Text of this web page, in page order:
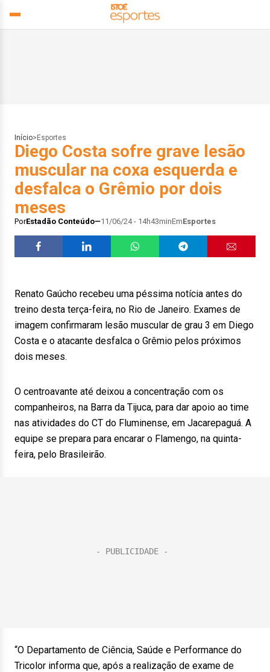
Início> Esportes
Diego Costa sofre grave lesão
muscular na coxa esquerda e
desfalca o Grêmio por dois
meses
PorEstadão Conteúdo 11/06/24 - 14h43minEmEsportes
Renato Gaúcho recebeu uma péssima notícia antes do
treino desta terça-feira, no Rio de Janeiro. Exames de
imagem confirmaram lesão muscular de grau 3 em Diego
Costa e o atacante desfalca o Grêmio pelos próximos
dois meses.
O centroavante até deixou a concentração com os
companheiros, na Barra da Tijuca, para dar apoio ao time
nas atividades do CT do Fluminense, em Jacarepaguá. A
equipe se prepara para encarar o Flamengo, na quinta-
feira, pelo Brasileirão.
“O Departamento de Ciência, Saúde e Performance do
Tricolor informa que, após a realização de exame de